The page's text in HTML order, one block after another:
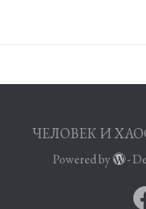
ЧЕЛОВЕК И ХАОС
Powered by -